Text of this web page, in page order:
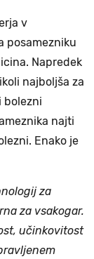
v
posamezniku
Napredek
najboljša za
bolezni
najti
Enako je
za
za vsakogar.
učinkovitost